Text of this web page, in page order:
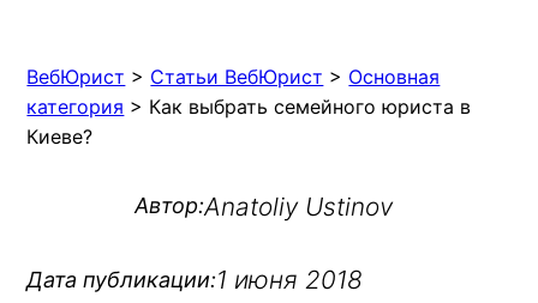
ВебЮрист > Статьи ВебЮрист > Основная
категория > Как выбрать семейного юриста в
Киеве?
Автор:Anatoliy Ustinov
Дата публикации:1 июня 2018